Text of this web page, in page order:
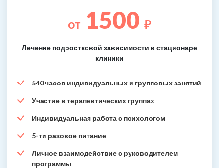
от 1500 ₽
Лечение подростковой зависимости в стационаре
клиники
540 часов индивидуальных и групповых занятий
Участие в терапевтических группах
Индивидуальная работа с психологом
5-ти разовое питание
Личное взаимодействие с руководителем
программы